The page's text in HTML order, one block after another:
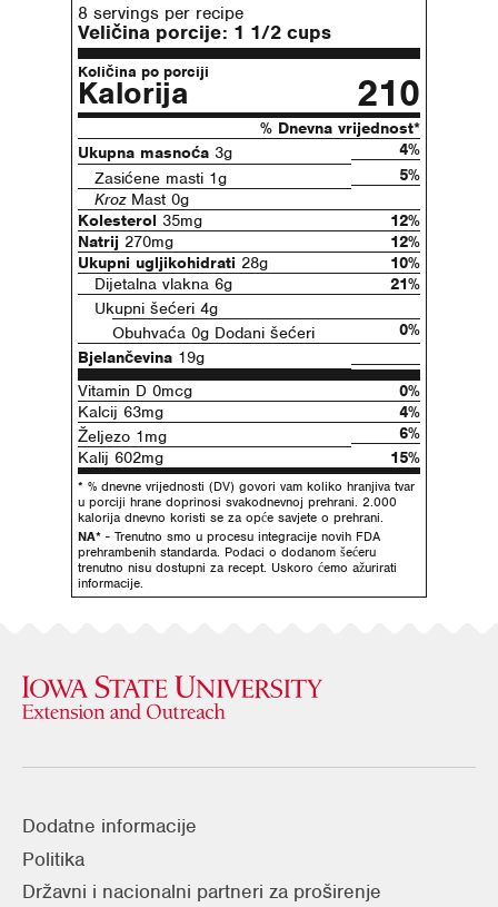
8 servings per recipe
Veličina porcije: 1 1/2 cups
Količina po porciji
Kalorija 210
% Dnevna vrijednost*
Ukupna masnoća 3g
4%
Zasićene masti 1g
5%
KrozMast 0g
Kolesterol 35mg
12%
Natrij 270mg
12%
Ukupni ugljikohidrati 28g
10%
Dijetalna vlakna 6g
21%
Ukupni šećeri 4g
Obuhvaća 0g Dodani šećeri
0%
Bjelančevina 19g
Vitamin D 0mcg
0%
Kalcij 63mg
4%
Željezo 1mg
6%
Kalij 602mg
15%
* % dnevne vrijednosti (DV) govori vam koliko hranjiva tvar
u porciji hrane doprinosi svakodnevnoj prehrani. 2.000
kalorija dnevno koristi se za opće savjete o prehrani.
NA* - Trenutno smo u procesu integracije novih FDA
prehrambenih standarda. Podaci o dodanom šećeru
trenutno nisu dostupni za recept. Uskoro ćemo ažurirati
informacije.
Dodatne informacije
Politika
Državni i nacionalni partneri za proširenje